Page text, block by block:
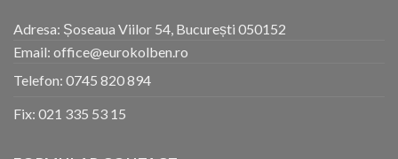
Adresa: Șoseaua Viilor 54, București 050152
Email: office@eurokolben.ro
Telefon: 0745 820 894
Fix: 021 335 53 15